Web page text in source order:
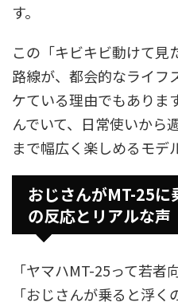
す。
この「キビキビ動けて見
路線が、都会的なライフ
ケている理由でもありま
んでいて、日常使いから
まで幅広く楽しめるモデ
おじさんがMT-25に
の反応とリアルな声
「ヤマハMT-25って若者
「おじさんが乗ると浮